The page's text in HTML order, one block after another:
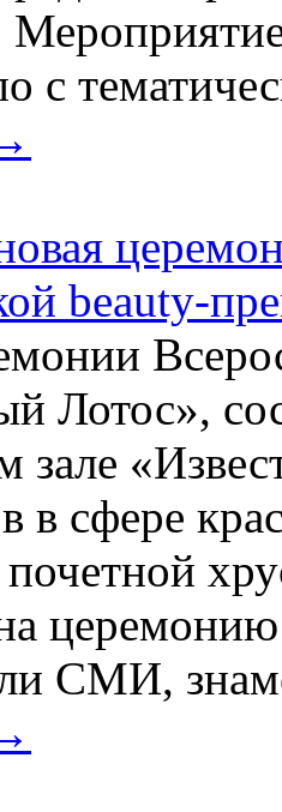
с
beauty-
Лотос»,
зале
в сфере
СМИ,